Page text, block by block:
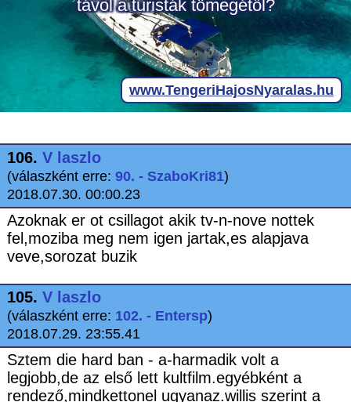
106. V laszlo
(válaszként erre: 90. - SzaboKri81)
2018.07.30. 00:00.23
Azoknak er ot csillagot akik tv-n-nove nottek
fel,moziba meg nem igen jartak,es alapjava
veve,sorozat buzik
105. V laszlo
(válaszként erre: 102. - Entersp)
2018.07.29. 23:55.41
Sztem die hard ban - a-harmadik volt a
legjobb,de az első lett kultfilm.egyébként a
rendező,mindkettonel ugyanaz.willis szerint a